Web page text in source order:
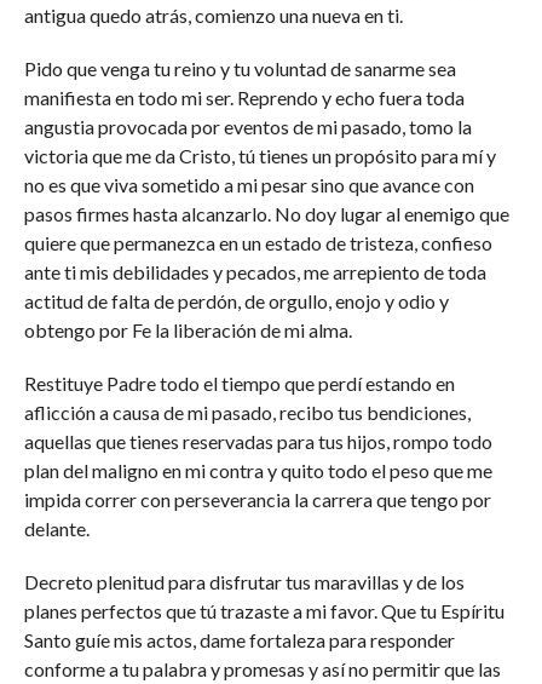
antigua quedo atrás, comienzo una nueva en ti.
Pido que venga tu reino y tu voluntad de sanarme sea
manifiesta en todo mi ser. Reprendo y echo fuera toda
angustia provocada por eventos de mi pasado, tomo la
victoria que me da Cristo, tú tienes un propósito para mí y
no es que viva sometido a mi pesar sino que avance con
pasos firmes hasta alcanzarlo. No doy lugar al enemigo que
quiere que permanezca en un estado de tristeza, confieso
ante ti mis debilidades y pecados, me arrepiento de toda
actitud de falta de perdón, de orgullo, enojo y odio y
obtengo por Fe la liberación de mi alma.
Restituye Padre todo el tiempo que perdí estando en
aflicción a causa de mi pasado, recibo tus bendiciones,
aquellas que tienes reservadas para tus hijos, rompo todo
plan del maligno en mi contra y quito todo el peso que me
impida correr con perseverancia la carrera que tengo por
delante.
Decreto plenitud para disfrutar tus maravillas y de los
planes perfectos que tú trazaste a mi favor. Que tu Espíritu
Santo guíe mis actos, dame fortaleza para responder
conforme a tu palabra y promesas y así no permitir que las